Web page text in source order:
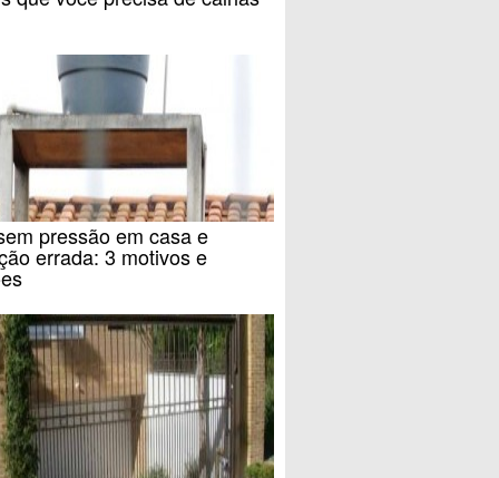
pressão em casa e
errada: 3 motivos e